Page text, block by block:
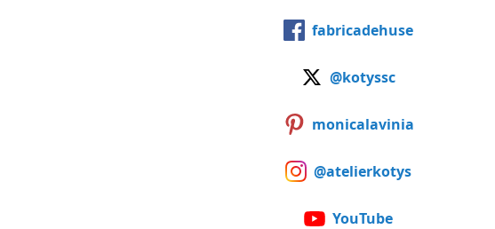
fabricadehuse
@kotyssc
monicalavinia
@atelierkotys
YouTube